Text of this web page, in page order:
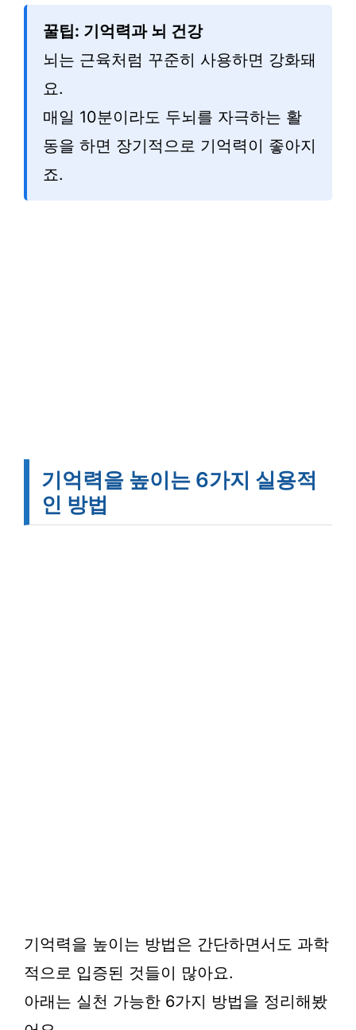
꿀팁: 기억력과 뇌 건강
뇌는 근육처럼 꾸준히 사용하면 강화돼
요.
매일 10분이라도 두뇌를 자극하는 활
동을 하면 장기적으로 기억력이 좋아지
죠.
기억력을 높이는 6가지 실용적
인 방법
기억력을 높이는 방법은 간단하면서도 과학
적으로 입증된 것들이 많아요.
아래는 실천 가능한 6가지 방법을 정리해봤